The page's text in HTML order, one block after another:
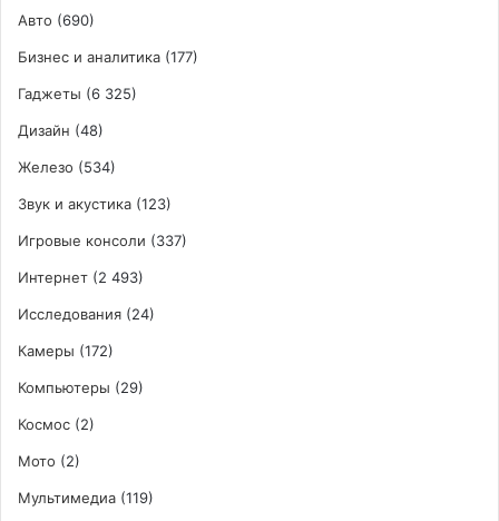
Авто (690)
Бизнес и аналитика (177)
Гаджеты (6 325)
Дизайн (48)
Железо (534)
Звук и акустика (123)
Игровые консоли (337)
Интернет (2 493)
Исследования (24)
Камеры (172)
Компьютеры (29)
Космос (2)
Мото (2)
Мультимедиа (119)